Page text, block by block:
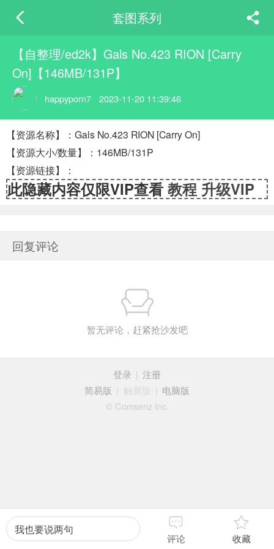
套图系列
【自整理/ed2k】Gals No.423 RION [Carry
On]【146MB/131P】
happyporn7 2023-11-20 11:39:46
【资源名称】：Gals No.423 RION [Carry On]
【资源大小/数量】：146MB/131P
【资源链接】：
此隐藏内容仅限VIP查看 教程 升级VIP
回复评论
暂无评论，赶紧抢沙发吧
我也要说两句
评论 收藏
登录
注册
简易版
触屏版
电脑版
© Comsenz Inc.